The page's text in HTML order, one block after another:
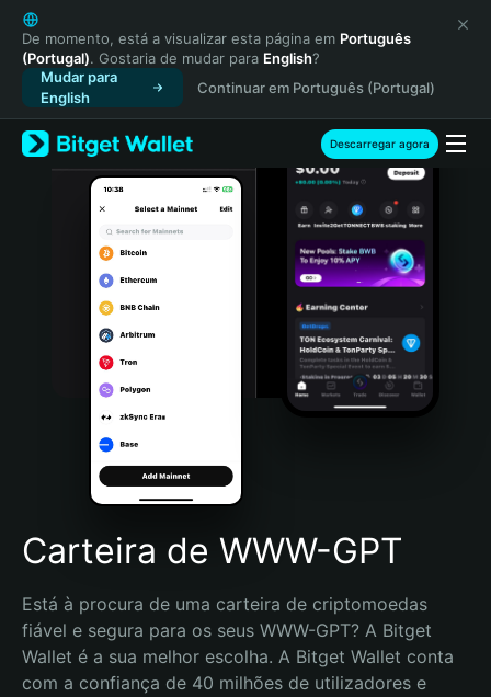
English
日本語
Tiếng Việt
Русский
Español (Latinoamérica)
Türkçe
Italiano
Português (Portugal)
Bahasa Indonesia
Português (Brasil)
Español (Argentina)
De momento, está a visualizar esta página em Português
(Portugal). Gostaria de mudar para English?
Mudar para
English
Continuar em Português (Portugal)
Descarregar agora
Carteira de WWW-GPT
Está à procura de uma carteira de criptomoedas
fiável e segura para os seus WWW-GPT? A Bitget
Wallet é a sua melhor escolha. A Bitget Wallet conta
com a confiança de 40 milhões de utilizadores e